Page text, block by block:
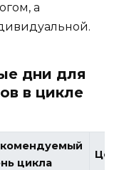
а
дни для
в цикле
цикла